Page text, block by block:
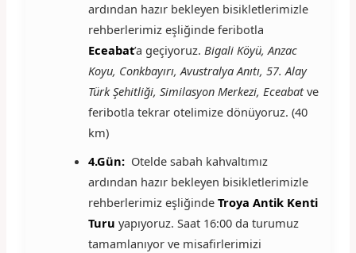
ardından hazır bekleyen bisikletlerimizle
rehberlerimiz eşliğinde feribotla
Eceabat’a geçiyoruz. Bigali Köyü, Anzac
Koyu, Conkbayırı, Avustralya Anıtı, 57. Alay
Türk Şehitliği, Similasyon Merkezi, Eceabatve
feribotla tekrar otelimize dönüyoruz. (40
km)
4.Gün:Otelde sabah kahvaltımız
ardından hazır bekleyen bisikletlerimizle
rehberlerimiz eşliğinde Troya Antik Kenti
Turu yapıyoruz. Saat 16:00 da turumuz
tamamlanıyor ve misafirlerimizi